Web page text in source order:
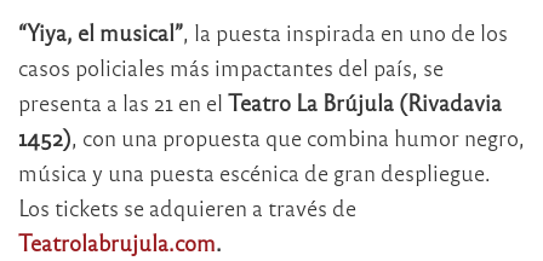
“Yiya, el musical”, la puesta inspirada en uno de los
casos policiales más impactantes del país, se
presenta a las 21 en el Teatro La Brújula (Rivadavia
1452), con una propuesta que combina humor negro,
música y una puesta escénica de gran despliegue.
Los tickets se adquieren a través de
Teatrolabrujula.com.